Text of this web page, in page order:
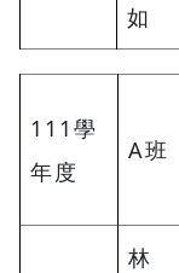
如
111學
年度
A班
林